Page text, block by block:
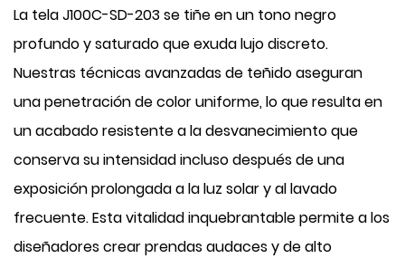
La tela J100C-SD-203 se tiñe en un tono negro
profundo y saturado que exuda lujo discreto.
Nuestras técnicas avanzadas de teñido aseguran
una penetración de color uniforme, lo que resulta en
un acabado resistente a la desvanecimiento que
conserva su intensidad incluso después de una
exposición prolongada a la luz solar y al lavado
frecuente. Esta vitalidad inquebrantable permite a los
diseñadores crear prendas audaces y de alto